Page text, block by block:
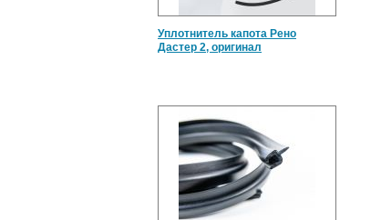
Уплотнитель капота Рено
Дастер 2, оригинал